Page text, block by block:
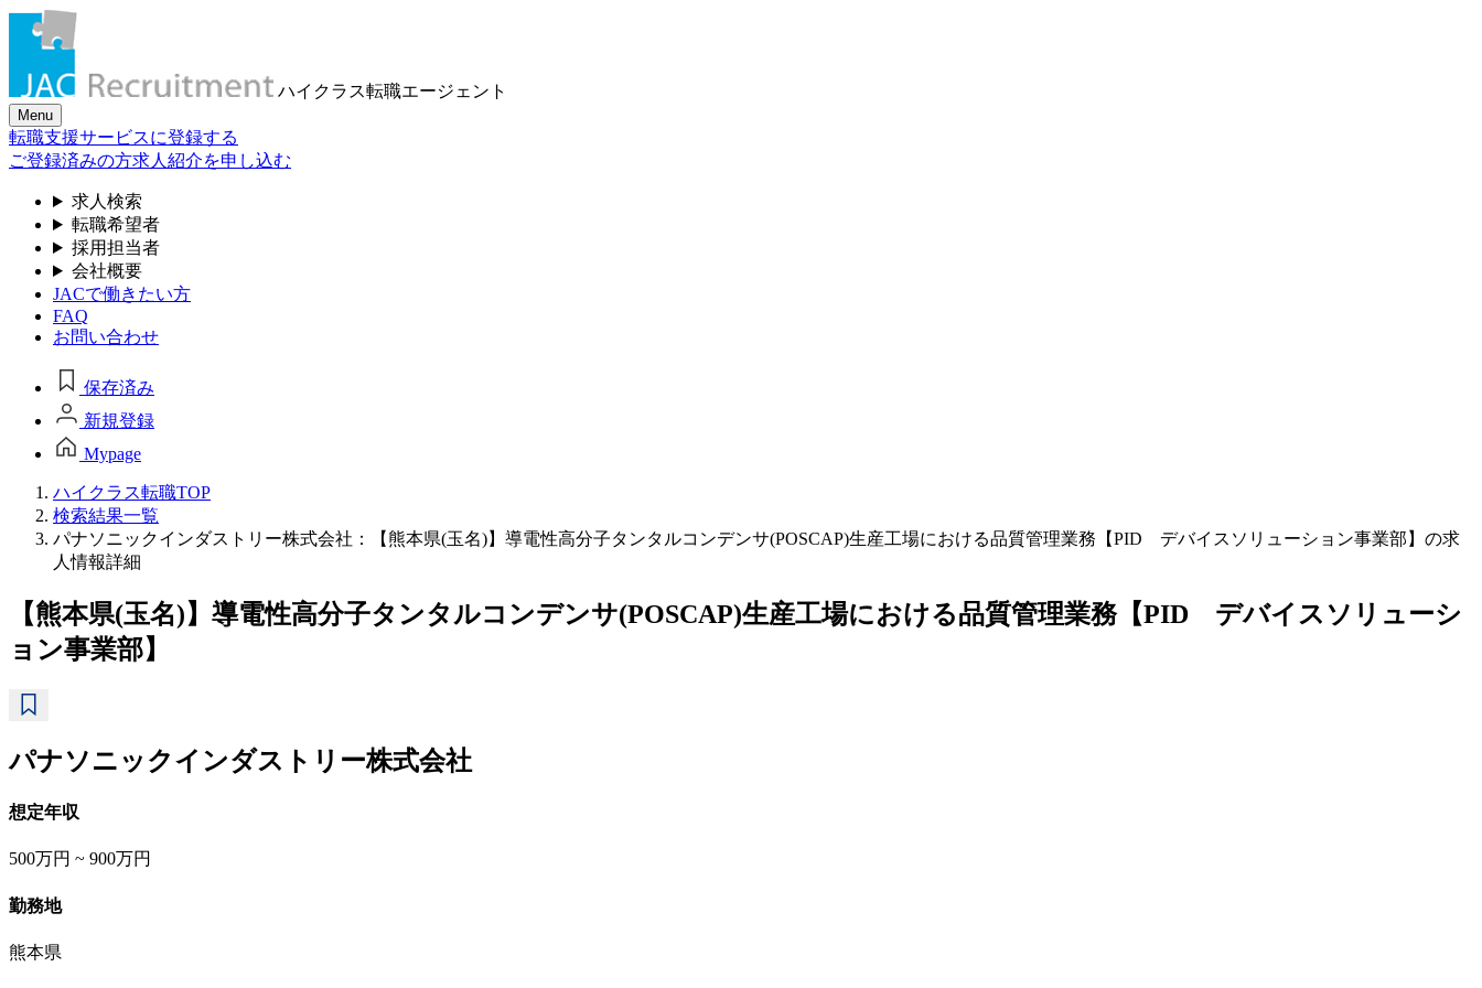
ハイクラス転職エージェント
Menu
転職支援サービスに登録する
ご登録済みの方求人紹介を申し込む
求人検索
転職希望者
採用担当者
会社概要
JACで働きたい方
FAQ
お問い合わせ
保存済み
新規登録
Mypage
ハイクラス転職TOP
検索結果一覧
パナソニックインダストリー株式会社：【熊本県(玉名)】導電性高分子タンタルコンデンサ(POSCAP)生産工場における品質管理業務【PID デバイスソリューション事業部】の求
人情報詳細
【熊本県(玉名)】導電性高分子タンタルコンデンサ(POSCAP)生産工場における品質管理業務【PID デバイスソリューシ
ョン事業部】
パナソニックインダストリー株式会社
想定年収
500万円 ~ 900万円
勤務地
熊本県